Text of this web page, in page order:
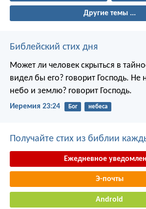
Другие темы ...
Библейский стих дня
Может ли человек скрыться в
видел бы его? говорит Господь.
небо и землю? говорит Господь.
Иеремия 23:24 Бог небеса
Получайте стих из библии
Ежедневное
Э-почты
Android